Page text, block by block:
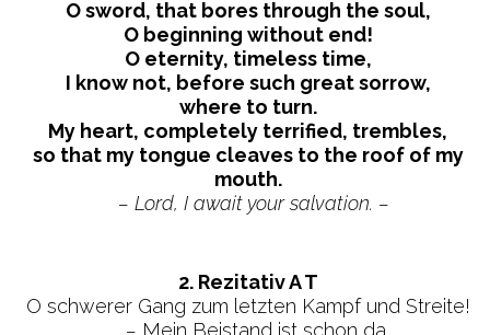
O sword, that bores through the soul,
O beginning without end!
O eternity, timeless time,
I know not, before such great sorrow,
where to turn.
My heart, completely terrified, trembles,
so that my tongue cleaves to the roof of my
mouth.
– Lord, I await your salvation. –
2. Rezitativ A T
O schwerer Gang zum letzten Kampf und Streite!
– Mein Beistand ist schon da,